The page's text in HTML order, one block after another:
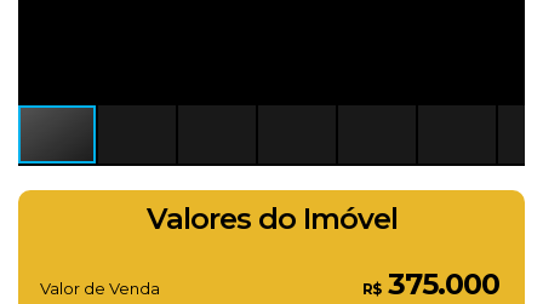
Valores do Imóvel
R$375.000
Valor de Venda